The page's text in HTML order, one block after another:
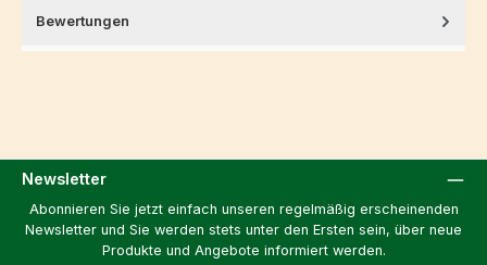
Bewertungen
Newsletter
Abonnieren Sie jetzt einfach unseren regelmäßig erscheinenden
Newsletter und Sie werden stets unter den Ersten sein, über neue
Produkte und Angebote informiert werden.